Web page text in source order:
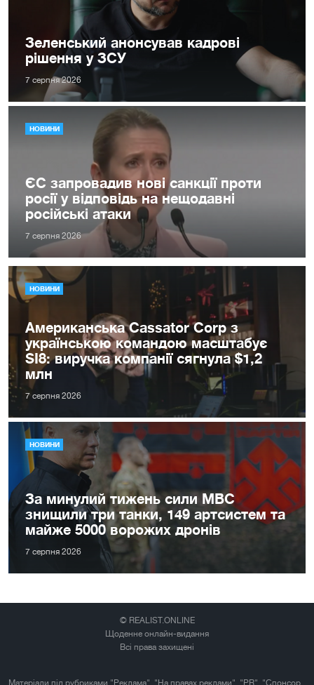
Зеленський анонсував кадрові
рішення у ЗСУ
7 серпня 2026
НОВИНИ
ЄС запровадив нові санкції проти
росії у відповідь на нещодавні
російські атаки
7 серпня 2026
НОВИНИ
Американська Cassator Corp з
українською командою масштабує
SI8: виручка компанії сягнула $1,2
млн
7 серпня 2026
НОВИНИ
За минулий тижень сили МВС
знищили три танки, 149 артсистем та
майже 5000 ворожих дронів
7 серпня 2026
© REALIST.ONLINE
Щоденне онлайн-видання
Всі права захищені
Матеріали під рубриками "Реклама", "На правах реклами", "PR", "Спонсор